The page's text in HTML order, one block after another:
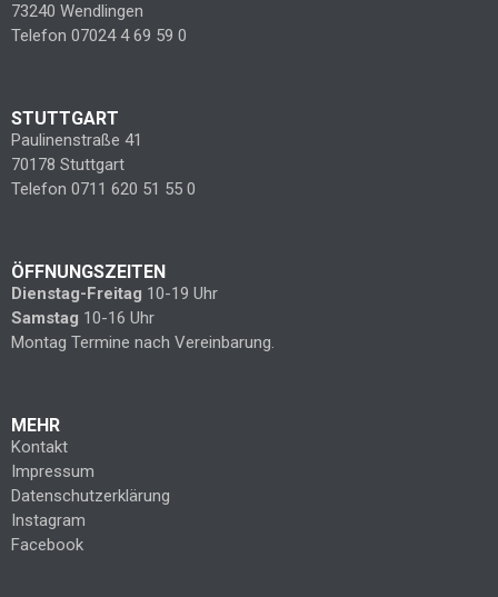
73240 Wendlingen
Telefon 07024 4 69 59 0
STUTTGART
Paulinenstraße 41
70178 Stuttgart
Telefon 0711 620 51 55 0
ÖFFNUNGSZEITEN
Dienstag-Freitag 10-19 Uhr
Samstag 10-16 Uhr
Montag Termine nach Vereinbarung.
MEHR
Kontakt
Impressum
Datenschutzerklärung
Instagram
Facebook